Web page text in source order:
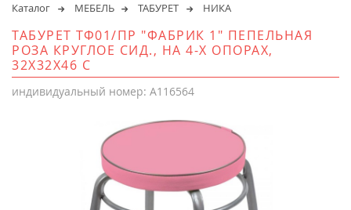
Каталог МЕБЕЛЬ ТАБУРЕТ НИКА
ТАБУРЕТ ТФ01/ПР "ФАБРИК 1" ПЕПЕЛЬНАЯ
РОЗА КРУГЛОЕ СИД., НА 4-Х ОПОРАХ,
32X32X46 С
индивидуальный номер: A116564